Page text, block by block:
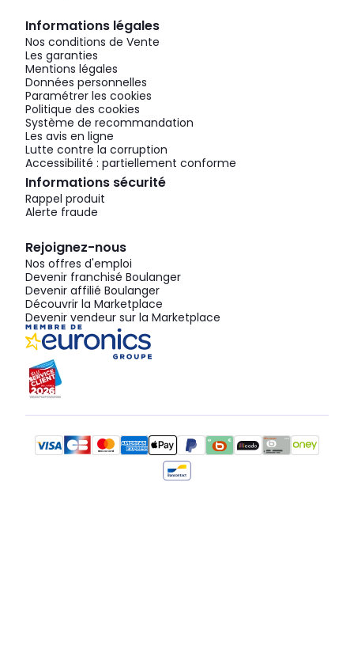
Informations légales
Nos conditions de Vente
Les garanties
Mentions légales
Données personnelles
Paramétrer les cookies
Politique des cookies
Système de recommandation
Les avis en ligne
Lutte contre la corruption
Accessibilité : partiellement conforme
Informations sécurité
Rappel produit
Alerte fraude
Rejoignez-nous
Nos offres d'emploi
Devenir franchisé Boulanger
Devenir affilié Boulanger
Découvrir la Marketplace
Devenir vendeur sur la Marketplace